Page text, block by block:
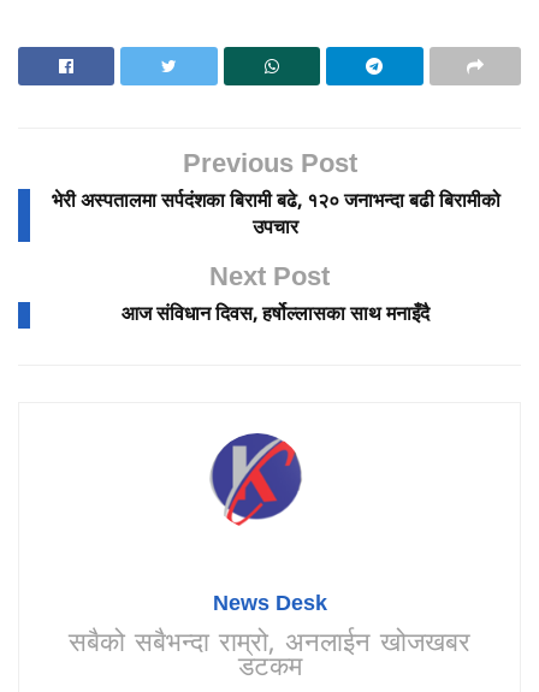
Previous Post
भेरी अस्पतालमा सर्पदंशका बिरामी बढे, १२० जनाभन्दा बढी बिरामीको
उपचार
Next Post
आज संविधान दिवस, हर्षोल्लासका साथ मनाइँदै
News Desk
सबैको सबैभन्दा राम्रो, अनलाईन खोजखबर
डटकम